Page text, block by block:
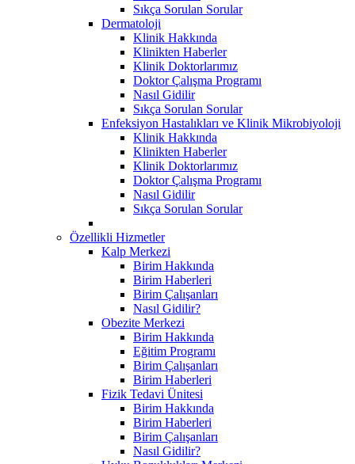
Sıkça Sorulan Sorular
Dermatoloji
Klinik Hakkında
Klinikten Haberler
Klinik Doktorlarımız
Doktor Çalışma Programı
Nasıl Gidilir
Sıkça Sorulan Sorular
Enfeksiyon Hastalıkları ve Klinik Mikrobiyoloji
Klinik Hakkında
Klinikten Haberler
Klinik Doktorlarımız
Doktor Çalışma Programı
Nasıl Gidilir
Sıkça Sorulan Sorular
Özellikli Hizmetler
Kalp Merkezi
Birim Hakkında
Birim Haberleri
Birim Çalışanları
Nasıl Gidilir?
Obezite Merkezi
Birim Hakkında
Eğitim Programı
Birim Çalışanları
Birim Haberleri
Fizik Tedavi Ünitesi
Birim Hakkında
Birim Haberleri
Birim Çalışanları
Nasıl Gidilir?